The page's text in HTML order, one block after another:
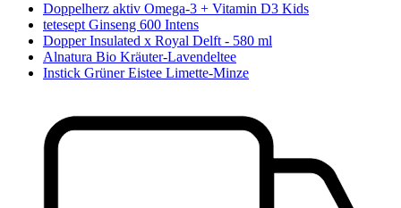
Doppelherz aktiv Omega-3 + Vitamin D3 Kids
tetesept Ginseng 600 Intens
Dopper Insulated x Royal Delft - 580 ml
Alnatura Bio Kräuter-Lavendeltee
Instick Grüner Eistee Limette-Minze